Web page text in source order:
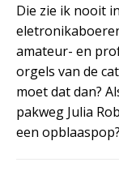
Die zie ik nooit
amateur- en
orgels van de
moet dat dan?
pakweg Julia
een opblaaspop?